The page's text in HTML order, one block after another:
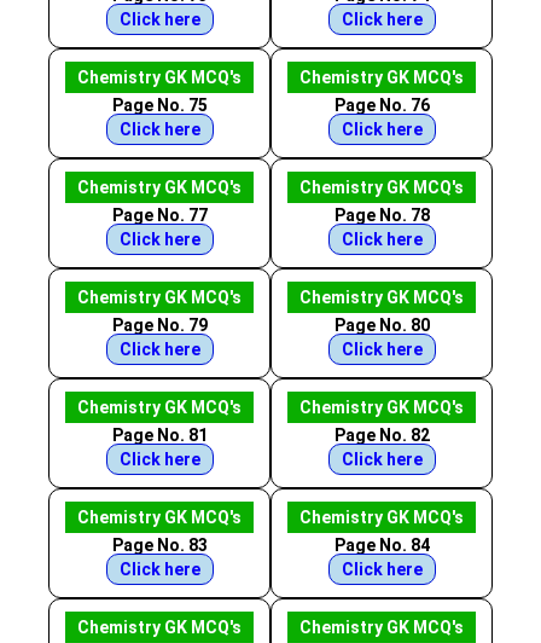
Click here
Click here
Chemistry GK MCQ's
Page No. 75
Click here
Chemistry GK MCQ's
Page No. 76
Click here
Chemistry GK MCQ's
Page No. 77
Click here
Chemistry GK MCQ's
Page No. 78
Click here
Chemistry GK MCQ's
Page No. 79
Click here
Chemistry GK MCQ's
Page No. 80
Click here
Chemistry GK MCQ's
Page No. 81
Click here
Chemistry GK MCQ's
Page No. 82
Click here
Chemistry GK MCQ's
Page No. 83
Click here
Chemistry GK MCQ's
Page No. 84
Click here
Chemistry GK MCQ's
Chemistry GK MCQ's